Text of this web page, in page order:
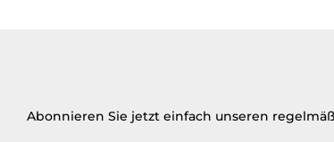
Abonnieren Sie jetzt einfach unseren